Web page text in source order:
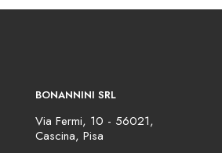
BONANNINI SRL
Via Fermi, 10 - 56021,
Cascina, Pisa